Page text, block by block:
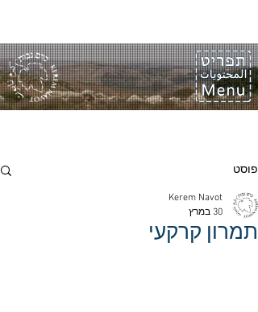
פוסט
תמרון קרקעי
Kerem Navot
30 במרץ